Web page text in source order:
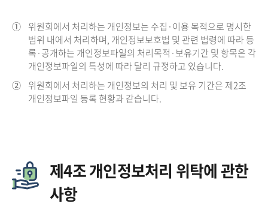
① 위원회에서 처리하는 개인정보는 수집·이용 목적으로 명시한
범위 내에서 처리하며, 개인정보보호법 및 관련 법령에 따라 등
록·공개하는 개인정보파일의 처리목적·보유기간 및 항목은 각
개인정보파일의 특성에 따라 달리 규정하고 있습니다.
② 위원회에서 처리하는 개인정보의 처리 및 보유 기간은 제2조
개인정보파일 등록 현황과 같습니다.
제4조 개인정보처리 위탁에 관한
사항